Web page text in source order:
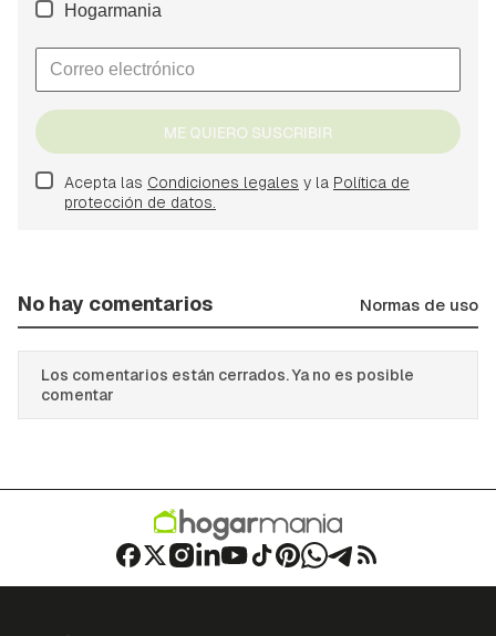
Hogarmania
ME QUIERO SUSCRIBIR
Acepta las Condiciones legales y la Política de
protección de datos.
No hay comentarios Normas de uso
Los comentarios están cerrados. Ya no es posible
comentar